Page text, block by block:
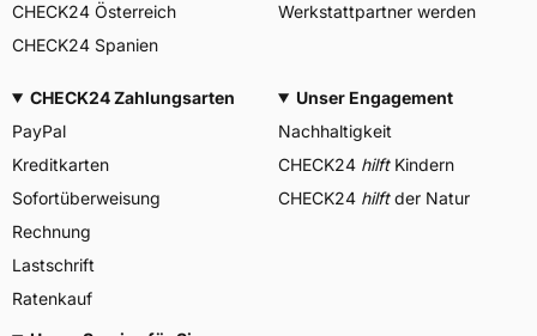
CHECK24 Österreich
CHECK24 Spanien
Werkstattpartner werden
CHECK24 Zahlungsarten
PayPal
Kreditkarten
Sofortüberweisung
Rechnung
Lastschrift
Ratenkauf
Unser Engagement
Nachhaltigkeit
CHECK24 hilftKindern
CHECK24 hilftder Natur